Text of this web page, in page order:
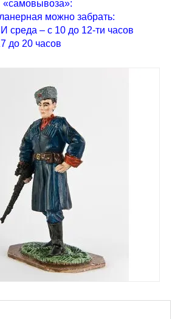
можно забрать:
среда – с 10 до 12-ти часов
до 20 часов